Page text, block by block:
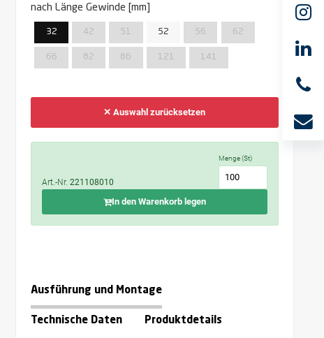
nach Länge Gewinde [mm]
32 42 51 52 56 62
66 82 86 121 141
✕ Auswahl zurücksetzen
Art.-Nr.221108010
Menge (St)
In den Warenkorb legen
Ausführung und Montage
Technische Daten Produktdetails